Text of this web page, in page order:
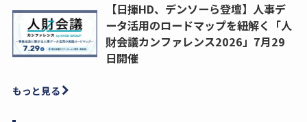
【日揮HD、デンソーら登壇】人事デ
ータ活用のロードマップを紐解く「人
財会議カンファレンス2026」7月29
日開催
もっと見る